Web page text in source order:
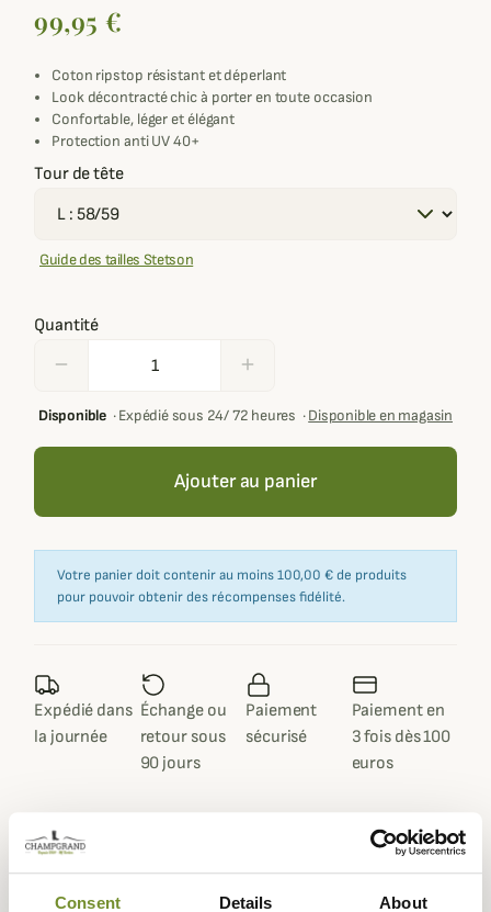
Consent Details About
99,95 €
Coton ripstop résistant et déperlant
Look décontracté chic à porter en toute occasion
Confortable, léger et élégant
Protection anti UV 40+
Tour de tête
Guide des tailles Stetson
Quantité
remove add
Disponible·Expédié sous 24/ 72 heures ·Disponible en magasin
Ajouter au panier
Votre panier doit contenir au moins 100,00 € de produits
pour pouvoir obtenir des récompenses fidélité.
Expédié dans
la journée
Échange ou
retour sous
90 jours
Paiement
sécurisé
Paiement en
3 fois dès 100
euros